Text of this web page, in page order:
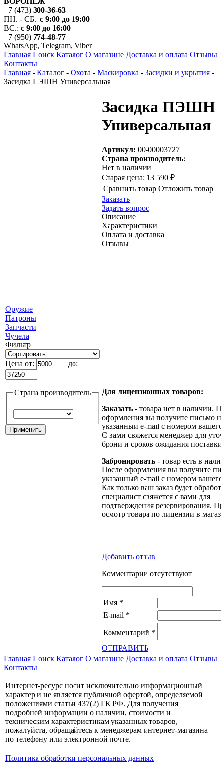
+7 (473) 300-36-63
ПН. - СБ.: с 9:00 до 19:00
ВС.: с 9:00 до 16:00
+7 (950) 774-48-77
WhatsApp, Telegram, Viber
Главная Поиск Каталог О магазине Доставка и оплата Отзывы
Контакты
Главная - Каталог - Охота - Маскировка - Засидки и укрытия -
Засидка ПЭШН Универсальная
Оружие
Патроны
Запчасти
Чучела
Фильтр
Цена от: до:
Страна производитель
Засидка ПЭШН
Универсальная
Артикул: 00-00003727
Страна производитель:
Нет в наличии
Старая цена: 13 590 ₽
Сравнить товар Отложить товар
Заказать
Задать вопрос
Описание
Характеристики
Оплата и доставка
Отзывы
Для лицензионных товаров:
Заказать - товара нет в наличии.
оформления вы получите письмо
указанный e-mail с номером
С вами свяжется менеджер для
брони и сроков ожидания
Забронировать - товар есть в
После оформления вы получите
указанный e-mail с номером
Как только ваш заказ будет
специалист свяжется с вами для
подтверждения резервирования.
осмотр товара по лицензии в
Добавить отзыв
Комментарии отсутствуют
Имя *
E-mail *
Комментарий *
ОТПРАВИТЬ
Главная Поиск Каталог О магазине Доставка и оплата Отзывы
Контакты
Интернет-ресурс носит исключительно информационный
характер и не является публичной офертой, определяемой
положениями статьи 437(2) ГК РФ. Для получения
подробной информации о наличии, стоимости и
техническим характеристикам указанных товаров,
пожалуйста, обращайтесь к менеджерам интернет-магазина
по телефону или электронной почте.
Политика обработки персональных данных